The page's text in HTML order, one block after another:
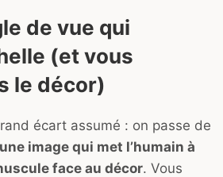
de vue qui
(et vous
le décor)
écart assumé : on passe de
une image qui met l’humain à
face au décor. Vous